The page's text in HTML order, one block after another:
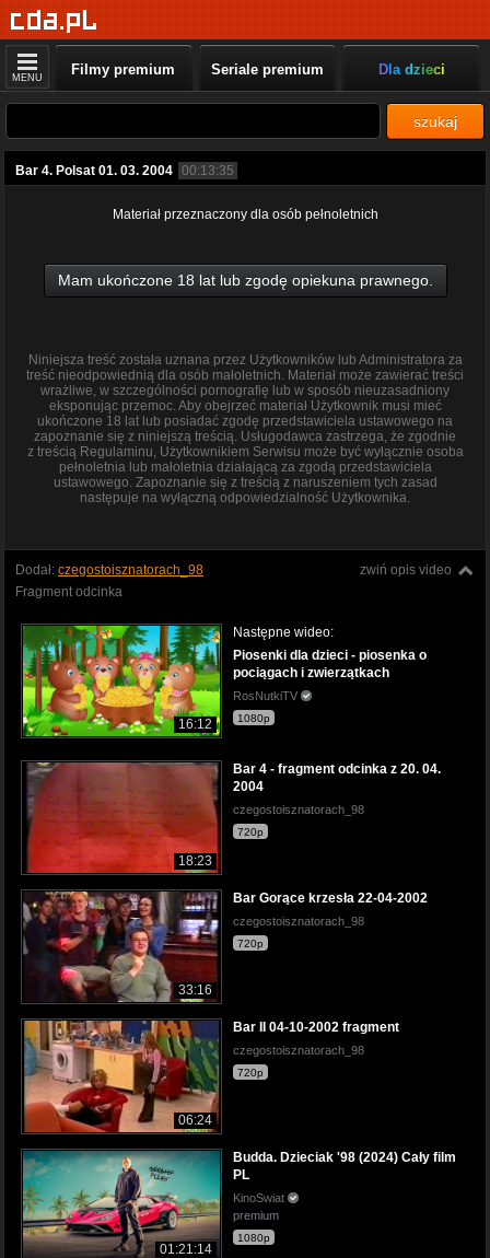
MENU Filmy premium Seriale premium Dla dzieci
szukaj
Bar 4. Polsat 01. 03. 2004 00:13:35
Materiał przeznaczony dla osób pełnoletnich
Mam ukończone 18 lat lub zgodę opiekuna prawnego.
Niniejsza treść została uznana przez Użytkowników lub Administratora za
treść nieodpowiednią dla osób małoletnich. Materiał może zawierać treści
wrażliwe, w szczególności pornografię lub w sposób nieuzasadniony
eksponując przemoc. Aby obejrzeć materiał Użytkownik musi mieć
ukończone 18 lat lub posiadać zgodę przedstawiciela ustawowego na
zapoznanie się z niniejszą treścią. Usługodawca zastrzega, że zgodnie
z treścią Regulaminu, Użytkownikiem Serwisu może być wyłącznie osoba
pełnoletnia lub małoletnia działającą za zgodą przedstawiciela
ustawowego. Zapoznanie się z treścią z naruszeniem tych zasad
następuje na wyłączną odpowiedzialność Użytkownika.
zwiń opis video
Dodał: czegostoisznatorach_98
Fragment odcinka
16:12
Następne wideo:
Piosenki dla dzieci - piosenka o
pociągach i zwierzątkach
RosNutkiTV
1080p
18:23
Bar 4 - fragment odcinka z 20. 04.
2004
czegostoisznatorach_98
720p
33:16
Bar Gorące krzesła 22-04-2002
czegostoisznatorach_98
720p
06:24
Bar II 04-10-2002 fragment
czegostoisznatorach_98
720p
01:21:14
Budda. Dzieciak '98 (2024) Cały film
PL
KinoSwiat
premium
1080p